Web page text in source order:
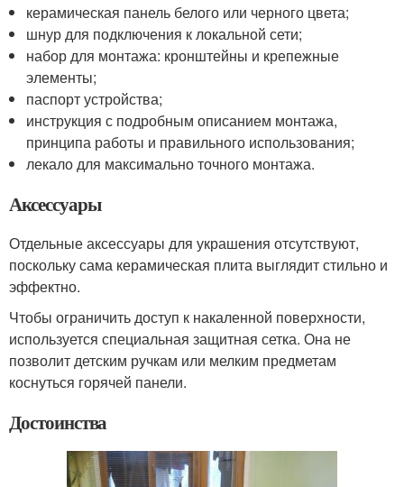
керамическая панель белого или черного цвета;
шнур для подключения к локальной сети;
набор для монтажа: кронштейны и крепежные
элементы;
паспорт устройства;
инструкция с подробным описанием монтажа,
принципа работы и правильного использования;
лекало для максимально точного монтажа.
Аксессуары
Отдельные аксессуары для украшения отсутствуют,
поскольку сама керамическая плита выглядит стильно и
эффектно.
Чтобы ограничить доступ к накаленной поверхности,
используется специальная защитная сетка. Она не
позволит детским ручкам или мелким предметам
коснуться горячей панели.
Достоинства